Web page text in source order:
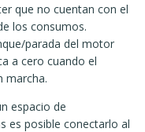
que no cuentan con el
los consumos.
parada del motor
a cero cuando el
marcha.
espacio de
es posible conectarlo al